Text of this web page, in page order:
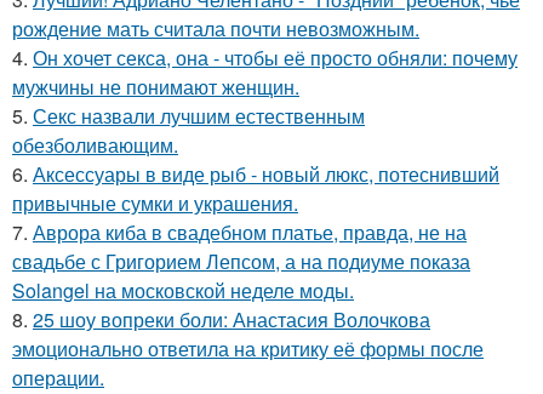
рождение мать считала почти невозможным.
4. Он хочет секса, она - чтобы её просто обняли: почему
мужчины не понимают женщин.
5. Секс назвали лучшим естественным
обезболивающим.
6. Аксессуары в виде рыб - новый люкс, потеснивший
привычные сумки и украшения.
7. Аврора киба в свадебном платье, правда, не на
свадьбе с Григорием Лепсом, а на подиуме показа
Solangel на московской неделе моды.
8. 25 шоу вопреки боли: Анастасия Волочкова
эмоционально ответила на критику её формы после
операции.